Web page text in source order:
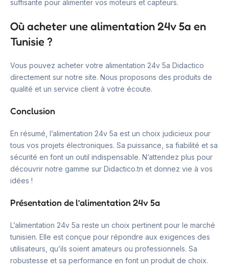
suffisante pour alimenter vos moteurs et capteurs.
Où acheter une alimentation 24v 5a en
Tunisie ?
Vous pouvez acheter votre alimentation 24v 5a Didactico
directement sur notre site. Nous proposons des produits de
qualité et un service client à votre écoute.
Conclusion
En résumé, l’alimentation 24v 5a est un choix judicieux pour
tous vos projets électroniques. Sa puissance, sa fiabilité et sa
sécurité en font un outil indispensable. N’attendez plus pour
découvrir notre gamme sur Didactico.tn et donnez vie à vos
idées !
Présentation de l’alimentation 24v 5a
L’alimentation 24v 5a reste un choix pertinent pour le marché
tunisien. Elle est conçue pour répondre aux exigences des
utilisateurs, qu’ils soient amateurs ou professionnels. Sa
robustesse et sa performance en font un produit de choix.